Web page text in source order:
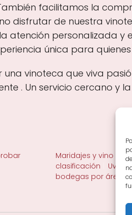
facilitamos la
disfrutar de nuestra
atención personalizada
única para
vinoteca que viva
. Un servicio cercano y
Maridajes y vino en
clasificación
Uvas
bodegas por área